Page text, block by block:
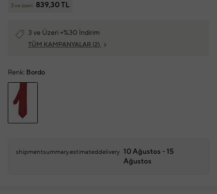
3 ve üzeri 839,30 TL
3 ve Üzeri +%30 İndirim
TÜM KAMPANYALAR (2)
Renk: Bordo
shipmentsummary.estimateddelivery 10 Ağustos - 15
Ağustos